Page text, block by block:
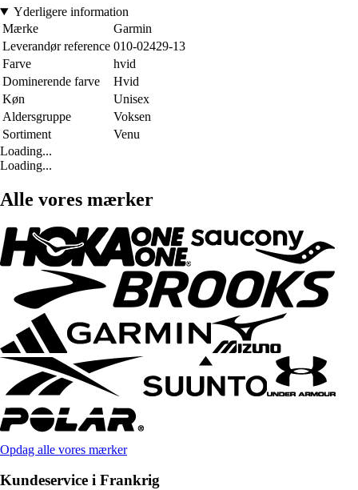
Yderligere information
Mærke
Garmin
Leverandør reference 010-02429-13
Farve
hvid
Dominerende farve
Hvid
Køn
Unisex
Aldersgruppe
Voksen
Sortiment
Venu
Loading...
Loading...
Alle vores mærker
Opdag alle vores mærker
Kundeservice i Frankrig